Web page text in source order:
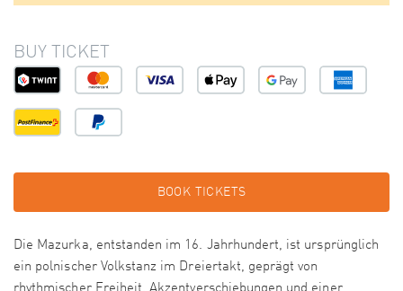
BUY TICKET
BOOK TICKETS
Die Mazurka, entstanden im 16. Jahrhundert, ist ursprünglich
ein polnischer Volkstanz im Dreiertakt, geprägt von